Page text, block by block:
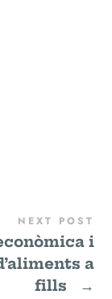
NEXT POST
i
a
fills
→